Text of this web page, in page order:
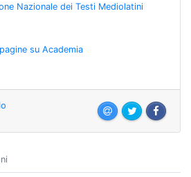
Nazionale dei Testi Mediolatini
su Academia